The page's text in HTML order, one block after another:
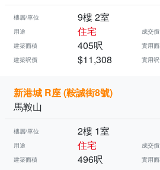
樓層/單位 9樓 2室
用途 住宅 成交價
建築面積 405呎 實用
建築呎價 $11,308 實用
新港城 R座 (鞍誠街8號)
馬鞍山
樓層/單位 2樓 1室
用途 住宅 成交價
建築面積 496呎 實用